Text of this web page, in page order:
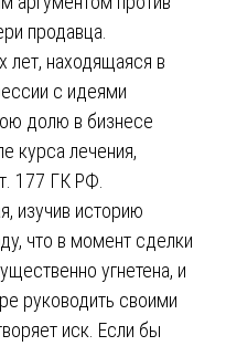
продавца.
находящаяся в
с идеями
долю в бизнесе
курса лечения,
177 ГК РФ.
изучив историю
что в момент сделки
угнетена, и
руководить своими
иск. Если бы